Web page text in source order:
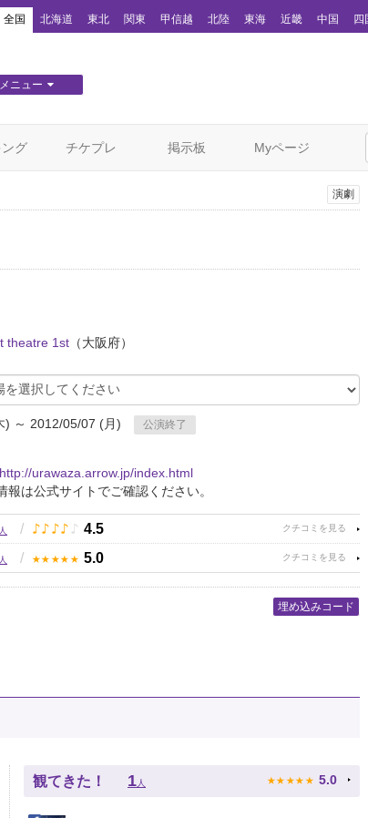
全国 北海道 東北 関東 甲信越 北陸 東海 近畿 中国 四
ニュー
グ チケプレ 掲示板 Myページ
演劇
theatre 1st （大阪府）
) ～ 2012/05/07 (月)
公演終了
http://urawaza.arrow.jp/index.html
は公式サイトでご確認ください。
人 / ♪ ♪ ♪ ♪ ♪ 4.5
人 / ★ ★ ★ ★ ★ 5.0
埋め込みコード
観てきた！ 1 人 ★ ★ ★ ★ ★ 5.0